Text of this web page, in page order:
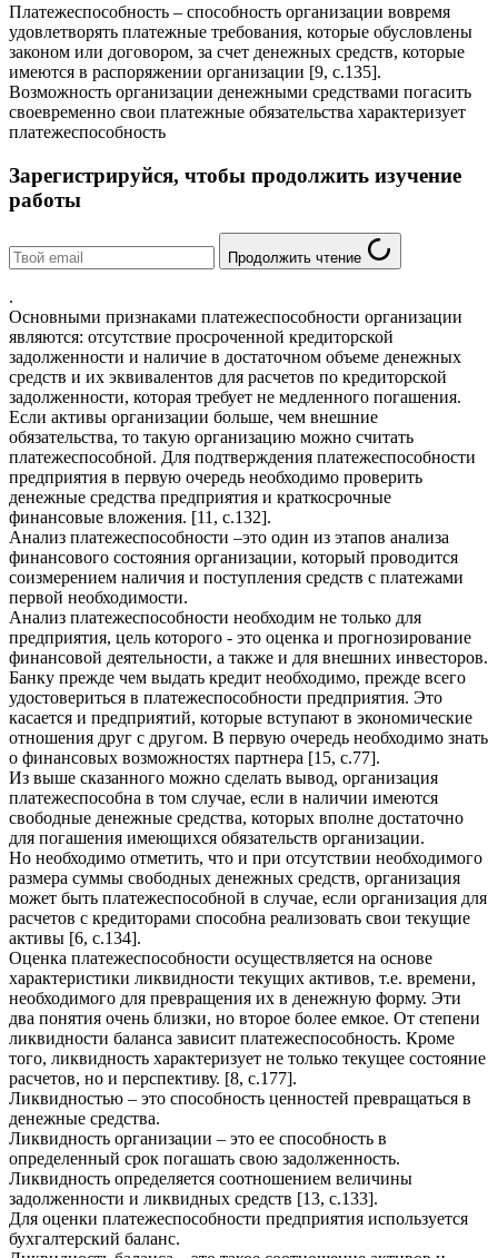
Платежеспособность – способность организации вовремя
удовлетворять платежные требования, которые обусловлены
законом или договором, за счет денежных средств, которые
имеются в распоряжении организации [9, с.135].
Возможность организации денежными средствами погасить
своевременно свои платежные обязательства характеризует
платежеспособность
Зарегистрируйся, чтобы продолжить изучение
работы
Продолжить чтение
.
Основными признаками платежеспособности организации
являются: отсутствие просроченной кредиторской
задолженности и наличие в достаточном объеме денежных
средств и их эквивалентов для расчетов по кредиторской
задолженности, которая требует не медленного погашения.
Если активы организации больше, чем внешние
обязательства, то такую организацию можно считать
платежеспособной. Для подтверждения платежеспособности
предприятия в первую очередь необходимо проверить
денежные средства предприятия и краткосрочные
финансовые вложения. [11, с.132].
Анализ платежеспособности –это один из этапов анализа
финансового состояния организации, который проводится
соизмерением наличия и поступления средств с платежами
первой необходимости.
Анализ платежеспособности необходим не только для
предприятия, цель которого - это оценка и прогнозирование
финансовой деятельности, а также и для внешних инвесторов.
Банку прежде чем выдать кредит необходимо, прежде всего
удостовериться в платежеспособности предприятия. Это
касается и предприятий, которые вступают в экономические
отношения друг с другом. В первую очередь необходимо знать
о финансовых возможностях партнера [15, с.77].
Из выше сказанного можно сделать вывод, организация
платежеспособна в том случае, если в наличии имеются
свободные денежные средства, которых вполне достаточно
для погашения имеющихся обязательств организации.
Но необходимо отметить, что и при отсутствии необходимого
размера суммы свободных денежных средств, организация
может быть платежеспособной в случае, если организация для
расчетов с кредиторами способна реализовать свои текущие
активы [6, с.134].
Оценка платежеспособности осуществляется на основе
характеристики ликвидности текущих активов, т.е. времени,
необходимого для превращения их в денежную форму. Эти
два понятия очень близки, но второе более емкое. От степени
ликвидности баланса зависит платежеспособность. Кроме
того, ликвидность характеризует не только текущее состояние
расчетов, но и перспективу. [8, с.177].
Ликвидностью – это способность ценностей превращаться в
денежные средства.
Ликвидность организации – это ее способность в
определенный срок погашать свою задолженность.
Ликвидность определяется соотношением величины
задолженности и ликвидных средств [13, с.133].
Для оценки платежеспособности предприятия используется
бухгалтерский баланс.